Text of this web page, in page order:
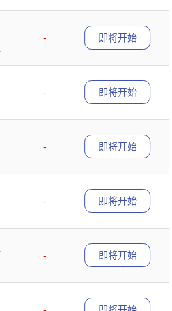
-
即将开始
-
即将开始
-
即将开始
-
即将开始
-
即将开始